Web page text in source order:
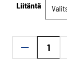
Liitäntä